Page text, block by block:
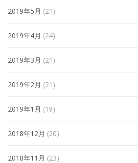
2019年5月 (21)
2019年4月 (24)
2019年3月 (21)
2019年2月 (21)
2019年1月 (19)
2018年12月 (20)
2018年11月 (23)